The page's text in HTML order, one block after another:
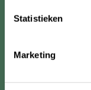
Statistieken
Marketing